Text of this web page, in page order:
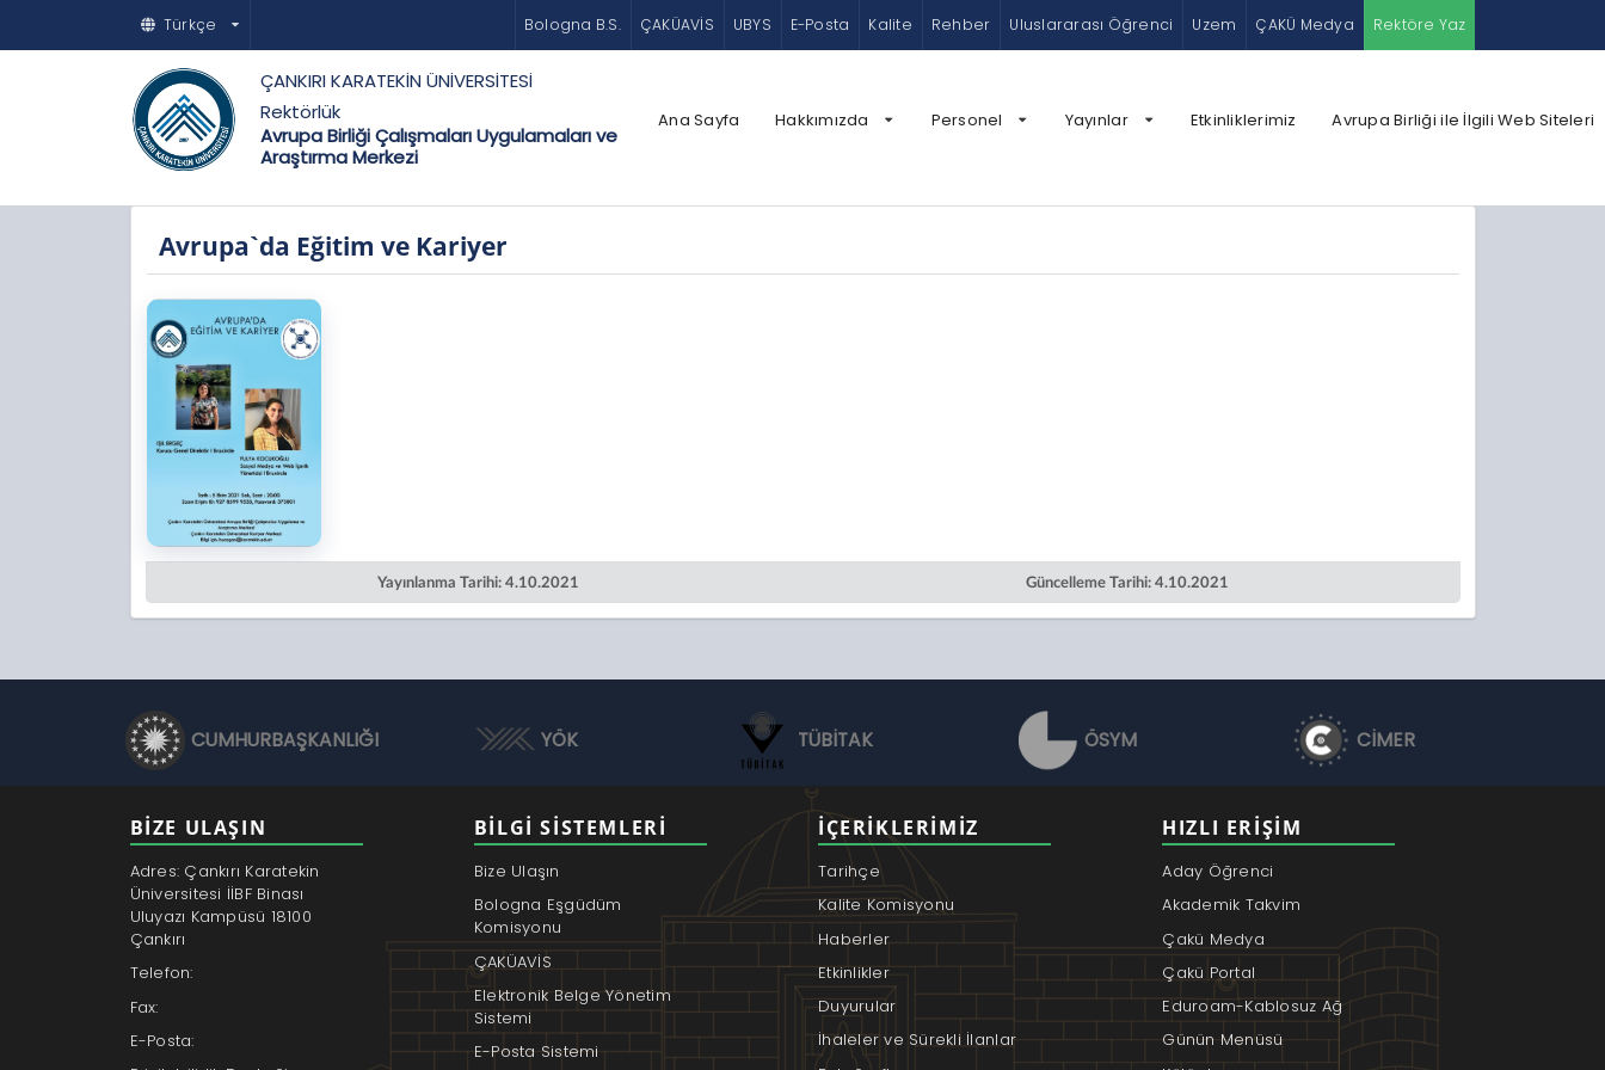
Türkçe Bologna B.S. ÇAKÜAVİS UBYS E-Posta Kalite Rehber Uluslararası Öğrenci Uzem ÇAKÜ Medya Rektöre Yaz
ÇANKIRI KARATEKİN ÜNİVERSİTESİ
Rektörlük
Avrupa Birliği Çalışmaları Uygulamaları ve
Araştırma Merkezi
Ana Sayfa Hakkımızda Personel Yayınlar Etkinliklerimiz Avrupa Birliği ile İlgili Web Siteleri
Avrupa`da Eğitim ve Kariyer
Yayınlanma Tarihi: 4.10.2021 Güncelleme Tarihi: 4.10.2021
CUMHURBAŞKANLIĞI YÖK TÜBİTAK ÖSYM CİMER
BİZE ULAŞIN
Adres: Çankırı Karatekin
Üniversitesi İİBF Binası
Uluyazı Kampüsü 18100
Çankırı
Telefon:
Fax:
E-Posta:
BILGI SISTEMLERI
Bize Ulaşın
Bologna Eşgüdüm
Komisyonu
ÇAKÜAVİS
Elektronik Belge Yönetim
Sistemi
E-Posta Sistemi
İÇERIKLERIMIZ
Tarihçe
Kalite Komisyonu
Haberler
Etkinlikler
Duyurular
İhaleler ve Sürekli İlanlar
HIZLI ERIŞIM
Aday Öğrenci
Akademik Takvim
Çakü Medya
Çakü Portal
Eduroam-Kablosuz Ağ
Günün Menüsü